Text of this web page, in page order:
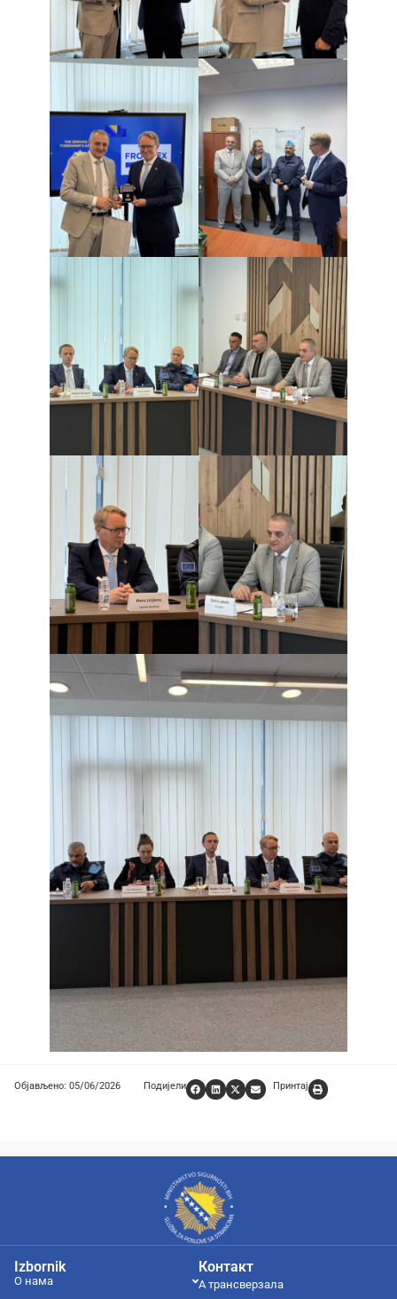
Објављено: 05/06/2026 Подијели Принтај
Контакт
А трансверзала
Izbornik
О нама